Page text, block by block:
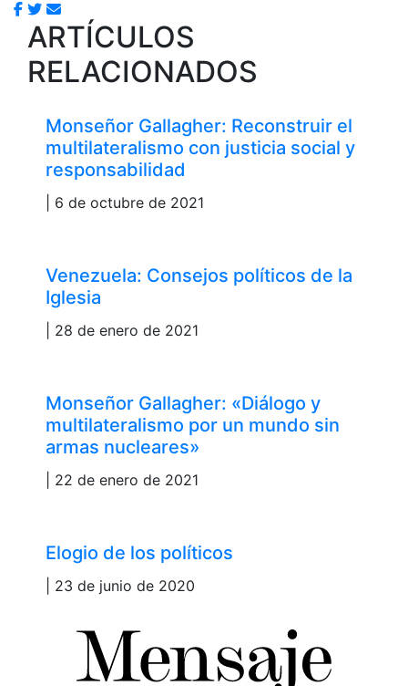
ARTÍCULOS
RELACIONADOS
Monseñor Gallagher: Reconstruir el
multilateralismo con justicia social y
responsabilidad
| 6 de octubre de 2021
Venezuela: Consejos políticos de la
Iglesia
| 28 de enero de 2021
Monseñor Gallagher: «Diálogo y
multilateralismo por un mundo sin
armas nucleares»
| 22 de enero de 2021
Elogio de los políticos
| 23 de junio de 2020